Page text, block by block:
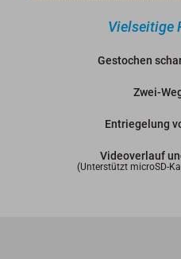
Vielseitige
Gestochen
Zwei-
Entriegelung
Videoverlauf
(Unterstützt microSD-